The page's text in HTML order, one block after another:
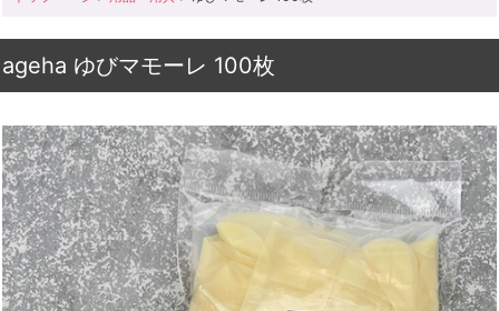
ageha ゆびマモーレ 100枚